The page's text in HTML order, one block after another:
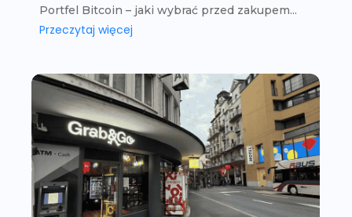
Portfel Bitcoin – jaki wybrać przed zakupem...
Przeczytaj więcej